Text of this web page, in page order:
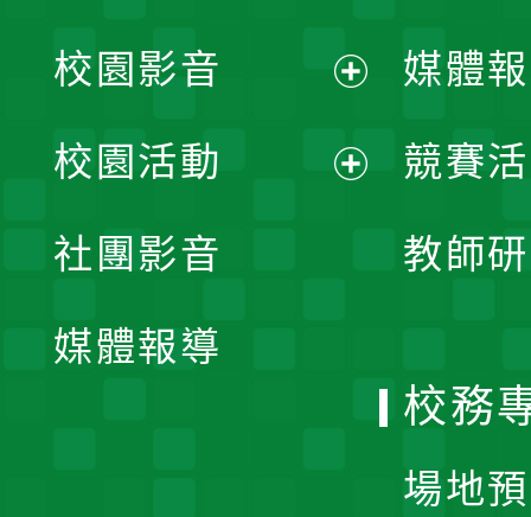
媒體
競賽
教師
校園影音
開
校園活動
社團影音
媒體報導
校務
場地